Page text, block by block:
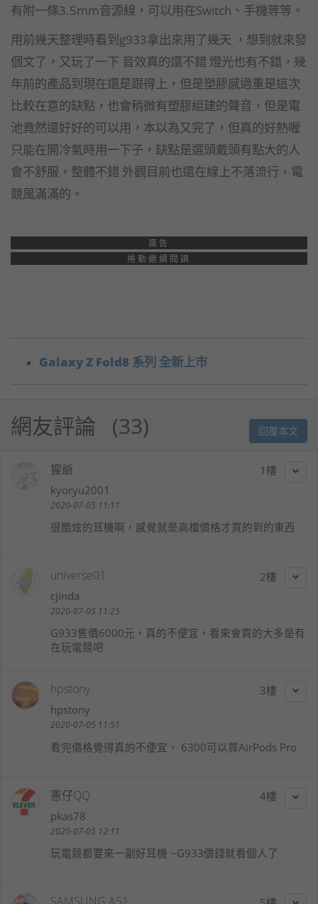
有附一條3.5mm音源線，可以用在Switch、手機等等。
用前幾天整理時看到g933拿出來用了幾天 ，想到就來發
個文了，又玩了一下 音效真的還不錯 燈光也有不錯，幾
年前的產品到現在還是跟得上，但是塑膠感過重是這次
比較在意的缺點，也會稍微有塑膠組建的聲音，但是電
池竟然還好好的可以用，本以為又完了，但真的好熱喔
只能在開冷氣時用一下子，缺點是選頭戴頭有點大的人
會不舒服，整體不錯 外觀目前也還在線上不落流行，電
競風滿滿的。
廣告
捲動繼續閱讀
Galaxy Z Fold8 系列 全新上市
網友評論 33 回覆本文
1
猩爺
kyoryu2001
2020-07-05 11:11
很酷炫的耳機啊，感覺就是高檔價格才買的到的東西
2
universe01
cjinda
2020-07-05 11:25
G933售價6000元，真的不便宜，看來會買的大多是有
在玩電競吧
3
hpstony
hpstony
2020-07-05 11:51
看完價格覺得真的不便宜， 6300可以買AirPods Pro
4
憲仔QQ
pkas78
2020-07-05 12:11
玩電競都要來一副好耳機 ~G933價錢就看個人了